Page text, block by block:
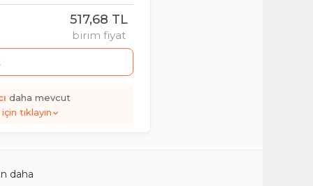
517,68 TL
birim fiyat
daha mevcut
tıklayın
daha